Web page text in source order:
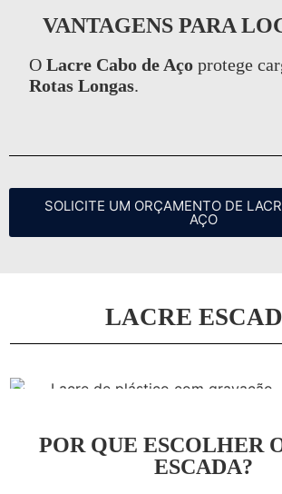
VANTAGENS PARA
O Lacre Cabo de Aço protege
Rotas Longas.
SOLICITE UM ORÇAMENTO DE
AÇO
LACRE
POR QUE ESCOLHER
ESCADA?